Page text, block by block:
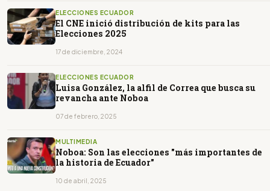
ELECCIONES ECUADOR
El CNE inició distribución de kits para las
Elecciones 2025
17 de diciembre, 2024
ELECCIONES ECUADOR
Luisa González, la alfil de Correa que busca su
revancha ante Noboa
07 de febrero, 2025
MULTIMEDIA
Noboa: Son las elecciones "más importantes de
la historia de Ecuador"
10 de abril, 2025